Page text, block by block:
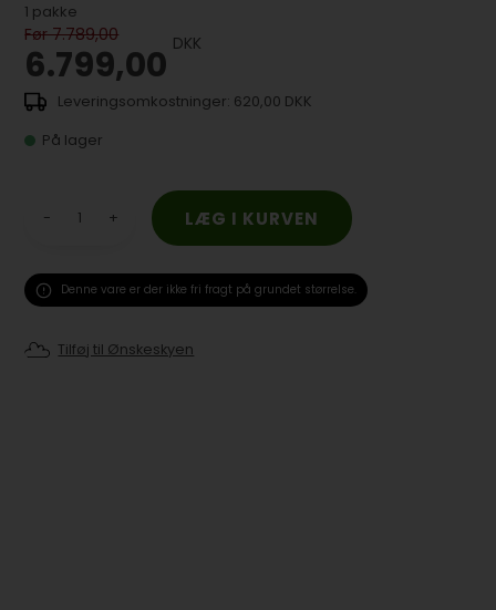
1 pakke
Før 7.789,00
6.799,00 DKK
620,00 DKK
På lager
- +
Denne vare er der ikke fri fragt på grundet størrelse.
Tilføj til Ønskeskyen